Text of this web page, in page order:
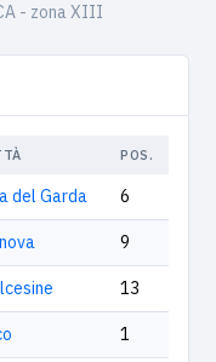
- zona XIII
POS.
del Garda 6
9
13
1